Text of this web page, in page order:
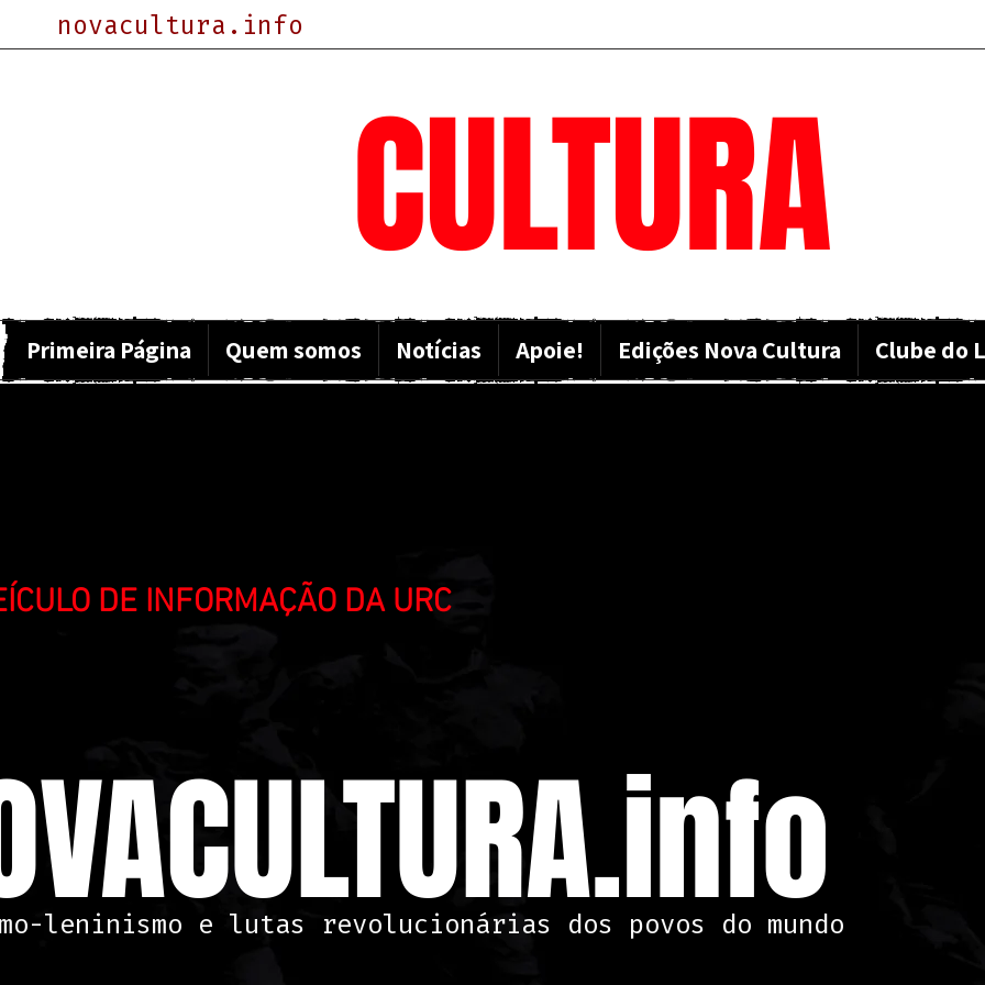
novacultura.info
CULTURA
Primeira Página Quem somos Notícias Apoie! Edições Nova Cultura Clube do
DE INFORMAÇÃO DA URC
leninismo e lutas revolucionárias dos povos do mundo